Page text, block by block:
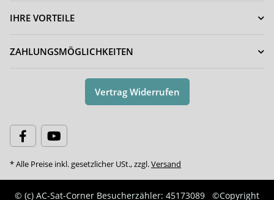
IHRE VORTEILE
ZAHLUNGSMÖGLICHKEITEN
Vertrag Widerrufen
* Alle Preise inkl. gesetzlicher USt., zzgl.Versand
© (c) AC-Sat-Corner Besucherzähler: 45173089 ©Copyright